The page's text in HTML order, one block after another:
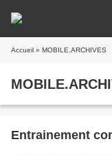
Accueil » MOBILE.ARCHIVES
Entrainement